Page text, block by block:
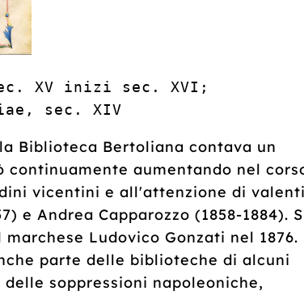
XV inizi sec. XVI;
sec. XIV
Biblioteca Bertoliana contava un
continuamente aumentando nel
vicentini e all'attenzione di valenti
e Andrea Capparozzo (1858-1884).
Ludovico Gonzati nel 1876.
parte delle biblioteche di alcuni
soppressioni napoleoniche,